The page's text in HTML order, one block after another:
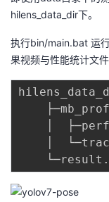
hilens_data_dir下。
执行bin/main.bat 运
果视频与性能统计文件
│
│